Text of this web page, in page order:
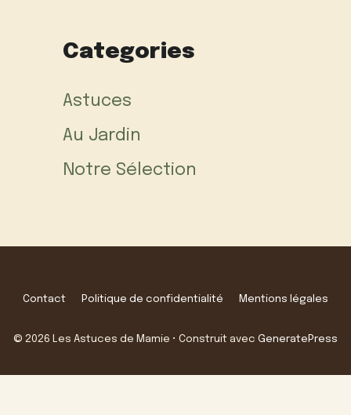
Categories
Astuces
Au Jardin
Notre Sélection
Contact Politique de confidentialité Mentions légales
© 2026 Les Astuces de Mamie • Construit avec GeneratePress